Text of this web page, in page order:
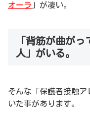
オーラ 」が凄い。
「背筋が曲が
人」がいる。
そんな「保護者接触
いた事があります。